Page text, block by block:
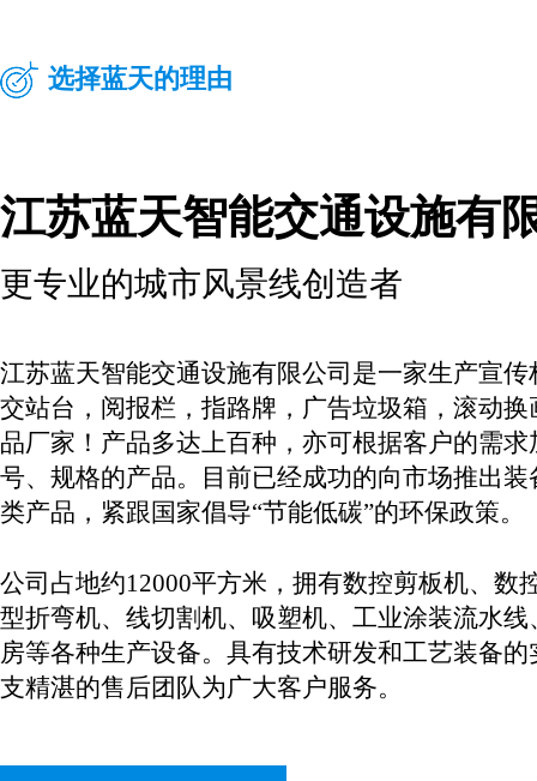
选择蓝天的理由
江苏蓝天智能交通设施有
更专业的城市风景线创造者
江苏蓝天智能交通设施有限公司是一家生产宣
交站台，阅报栏，指路牌，广告垃圾箱，滚动
品厂家！产品多达上百种，亦可根据客户的需
号、规格的产品。目前已经成功的向市场推出
类产品，紧跟国家倡导“节能低碳”的环保政策。
公司占地约12000平方米，拥有数控剪板机、数
型折弯机、线切割机、吸塑机、工业涂装流水
房等各种生产设备。具有技术研发和工艺装备
支精湛的售后团队为广大客户服务。